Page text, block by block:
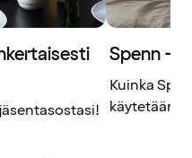
Spenn –
Kuinka
käytetään?